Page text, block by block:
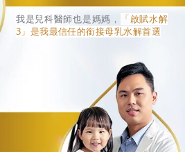
我是兒科醫師也是媽媽，
「啟賦水解
3」是我最信任的銜接母乳水解首選